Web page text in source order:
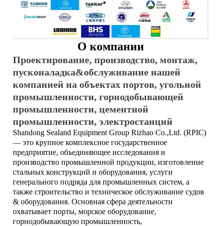
О компании
Проектирование, производство, монтаж,
пусконаладка&обслуживание нашей
компанией на объектах портов, угольной
промышленности, горнодобывающей
промышленности, цементной
промышленности, электростанций
Shandong Sealand Equipment Group Rizhao Co.,Ltd. (RPIC)
— это крупное комплексное государственное
предприятие, объединяющее исследования и
производство промышленной продукции, изготовление
стальных конструкций и оборудования, услуги
генерального подряда для промышленных систем, а
также строительство и техническое обслуживание судов
& оборудования. Основная сфера деятельности
охватывает порты, морское оборудование,
горнодобывающую промышленность,